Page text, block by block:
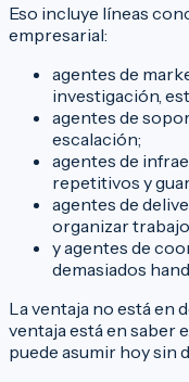
Eso incluye líneas
empresarial:
agentes de
investigación,
agentes de
escalación;
agentes de
repetitivos y
agentes de
organizar
y agentes de
demasiados
La ventaja no está en
ventaja está en saber
puede asumir hoy sin